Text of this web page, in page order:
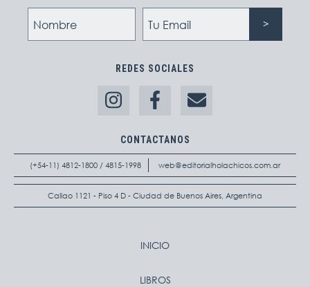
REDES SOCIALES
CONTACTANOS
(+54-11) 4812-1800 / 4815-1998 web@editorialholachicos.com.ar
Callao 1121 - Piso 4 D - Ciudad de Buenos Aires, Argentina
INICIO
LIBROS